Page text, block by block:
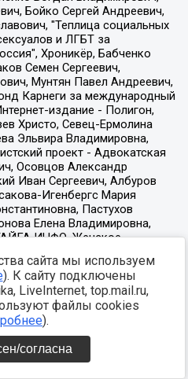
сайта мы используем
). К сайту подключены
LiveInternet, top.mail.ru,
файлы cookies
).
согласна